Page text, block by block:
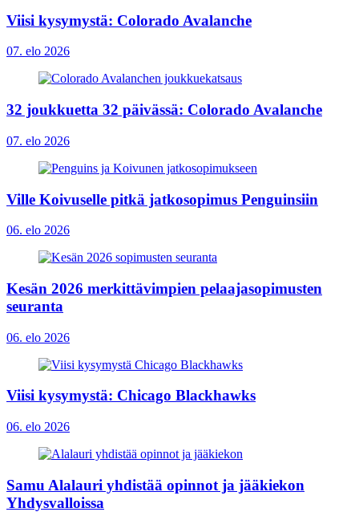
Viisi kysymystä: Colorado Avalanche
07. elo 2026
32 joukkuetta 32 päivässä: Colorado Avalanche
07. elo 2026
Ville Koivuselle pitkä jatkosopimus Penguinsiin
06. elo 2026
Kesän 2026 merkittävimpien pelaajasopimusten
seuranta
06. elo 2026
Viisi kysymystä: Chicago Blackhawks
06. elo 2026
Samu Alalauri yhdistää opinnot ja jääkiekon
Yhdysvalloissa